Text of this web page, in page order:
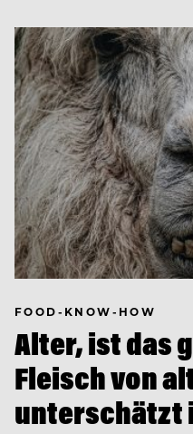
FOOD-KNOW-HOW
Alter, ist das
Fleisch von
unterschätzt